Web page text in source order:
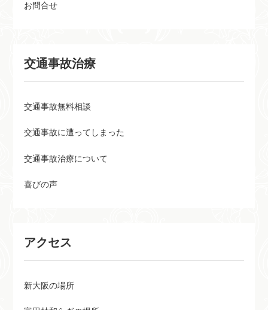
お問合せ
交通事故治療
交通事故無料相談
交通事故に遭ってしまった
交通事故治療について
喜びの声
アクセス
新大阪の場所